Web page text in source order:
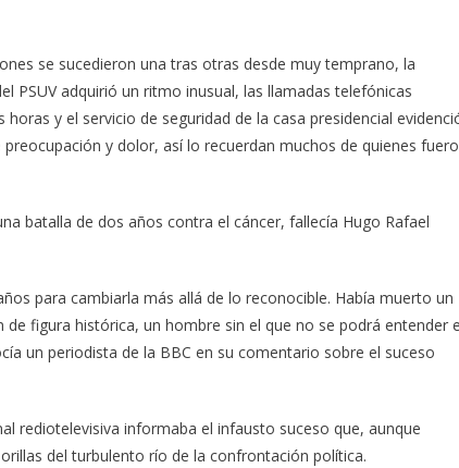
se sucedieron una tras otras desde muy temprano, la
PSUV adquirió un ritmo inusual, las llamadas telefónicas
y el servicio de seguridad de la casa presidencial
y dolor, así lo recuerdan muchos de quienes
batalla de dos años contra el cáncer, fallecía Hugo Rafael
para cambiarla más allá de lo reconocible. Había muerto un
figura histórica, un hombre sin el que no se podrá entender
un periodista de la BBC en su comentario sobre el suceso
rediotelevisiva informaba el infausto suceso que, aunque
del turbulento río de la confrontación política.